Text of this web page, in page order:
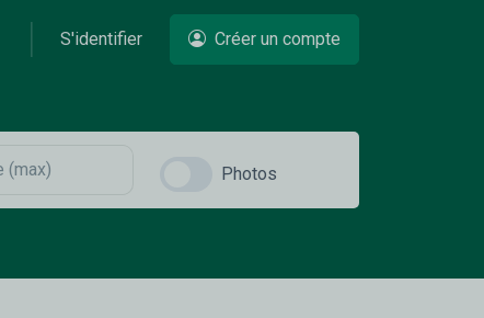
S'identifier Créer un compte
Photos